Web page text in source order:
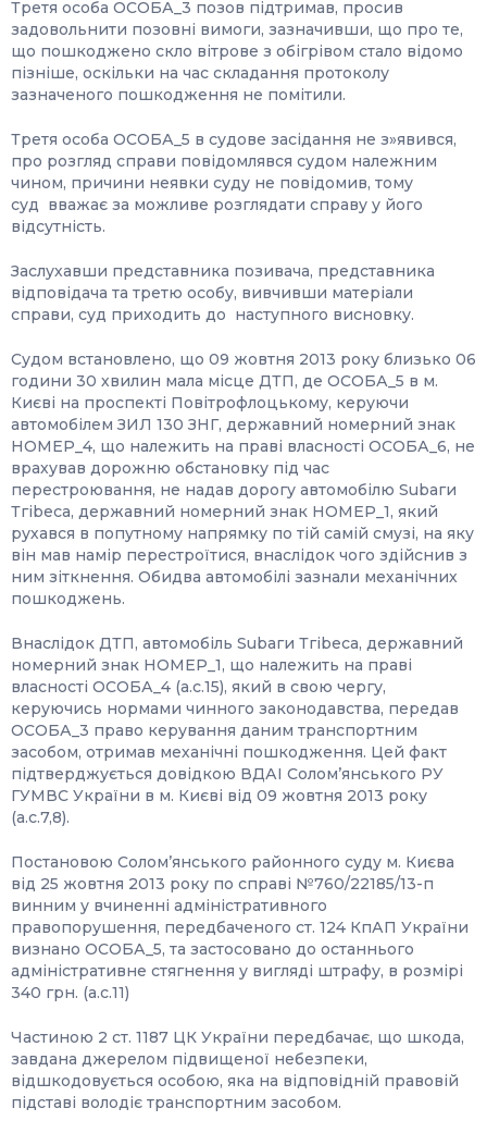
Третя особа ОСОБА_3 позов підтримав, просив
задовольнити позовні вимоги, зазначивши, що про те,
що пошкоджено скло вітрове з обігрівом стало відомо
пізніше, оскільки на час складання протоколу
зазначеного пошкодження не помітили.
Третя особа ОСОБА_5 в судове засідання не з»явився,
про розгляд справи повідомлявся судом належним
чином, причини неявки суду не повідомив, тому
суд вважає за можливе розглядати справу у його
відсутність.
Заслухавши представника позивача, представника
відповідача та третю особу, вивчивши матеріали
справи, суд приходить до наступного висновку.
Судом встановлено, що 09 жовтня 2013 року близько 06
години 30 хвилин мала місце ДТП, де ОСОБА_5 в м.
Києві на проспекті Повітрофлоцькому, керуючи
автомобілем ЗИЛ 130 ЗНГ, державний номерний знак
НОМЕР_4, що належить на праві власності ОСОБА_6, не
врахував дорожню обстановку під час
перестроювання, не надав дорогу автомобілю Subаги
Тгіbеса, державний номерний знак НОМЕР_1, який
рухався в попутному напрямку по тій самій смузі, на яку
він мав намір перестроїтися, внаслідок чого здійснив з
ним зіткнення. Обидва автомобілі зазнали механічних
пошкоджень.
Внаслідок ДТП, автомобіль Subаги Тгіbеса, державний
номерний знак НОМЕР_1, що належить на праві
власності ОСОБА_4 (а.с.15), який в свою чергу,
керуючись нормами чинного законодавства, передав
ОСОБА_3 право керування даним транспортним
засобом, отримав механічні пошкодження. Цей факт
підтверджується довідкою ВДАІ Солом’янського РУ
ГУМВС України в м. Києві від 09 жовтня 2013 року
(а.с.7,8).
Постановою Солом’янського районного суду м. Києва
від 25 жовтня 2013 року по справі №760/22185/13-п
винним у вчиненні адміністративного
правопорушення, передбаченого ст. 124 КпАП України
визнано ОСОБА_5, та застосовано до останнього
адміністративне стягнення у вигляді штрафу, в розмірі
340 грн. (а.с.11)
Частиною 2 ст. 1187 ЦК України передбачає, що шкода,
завдана джерелом підвищеної небезпеки,
відшкодовується особою, яка на відповідній правовій
підставі володіє транспортним засобом.